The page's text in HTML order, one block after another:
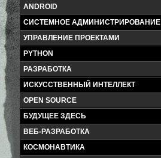
ANDROID
СИСТЕМНОЕ АДМИНИСТРИРОВАНИЕ
УПРАВЛЕНИЕ ПРОЕКТАМИ
PYTHON
РАЗРАБОТКА
ИСКУССТВЕННЫЙ ИНТЕЛЛЕКТ
OPEN SOURCE
БУДУЩЕЕ ЗДЕСЬ
ВЕБ-РАЗРАБОТКА
КОСМОНАВТИКА